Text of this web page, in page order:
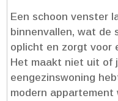
Een schoon venster
binnenvallen, wat de
oplicht en zorgt voor
Het maakt niet uit of
eengezinswoning
modern